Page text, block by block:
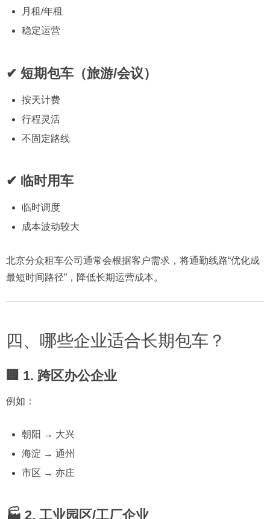
月租/年租
稳定运营
✔ 短期包车（旅游/会议）
按天计费
行程灵活
不固定路线
✔ 临时用车
临时调度
成本波动较大
北京分众租车公司通常会根据客户需求，将通勤线路“优化成
最短时间路径”，降低长期运营成本。
四、哪些企业适合长期包车？
🏢 1. 跨区办公企业
例如：
朝阳 → 大兴
海淀 → 通州
市区 → 亦庄
🏭 2. 工业园区/工厂企业